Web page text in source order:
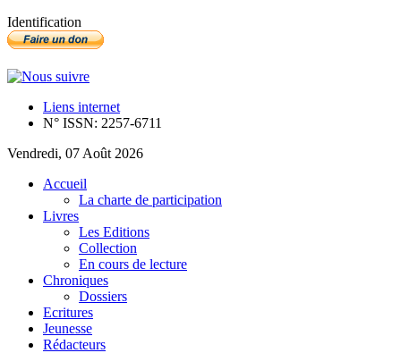
Identification
Liens internet
N° ISSN: 2257-6711
Vendredi, 07 Août 2026
Accueil
La charte de participation
Livres
Les Editions
Collection
En cours de lecture
Chroniques
Dossiers
Ecritures
Jeunesse
Rédacteurs